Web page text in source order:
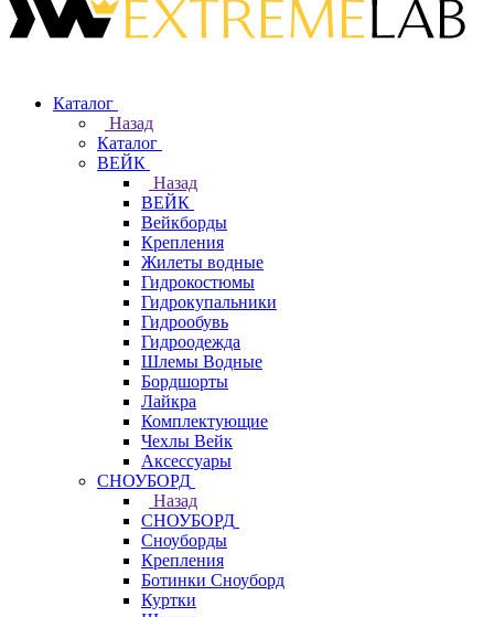
Каталог
Назад
Каталог
ВЕЙК
Назад
ВЕЙК
Вейкборды
Крепления
Жилеты водные
Гидрокостюмы
Гидрокупальники
Гидрообувь
Гидроодежда
Шлемы Водные
Бордшорты
Лайкра
Комплектующие
Чехлы Вейк
Аксессуары
СНОУБОРД
Назад
СНОУБОРД
Сноуборды
Крепления
Ботинки Сноуборд
Куртки